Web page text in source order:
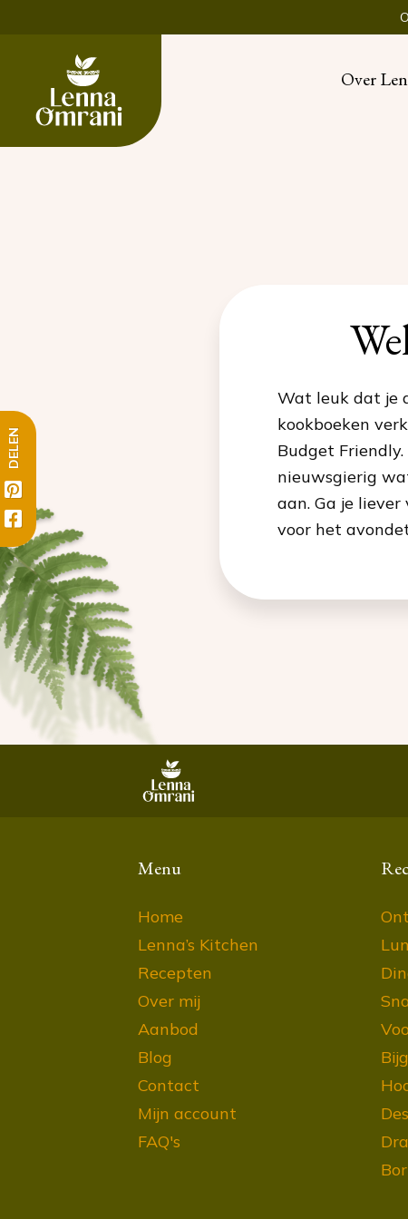
Over
DELEN
Wat leuk dat je
kookboeken
Budget
nieuwsgierig
aan. Ga je
voor het
Menu
Home
Lenna’s Kitchen
Recepten
Over mij
Aanbod
Blog
Contact
Mijn account
FAQ's